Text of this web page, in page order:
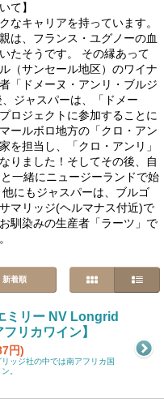
て】
なキャリアを持っています。
は、フランス・ユグノーの血
たそうです。 その縁あって
（サンセール地区）のワイナ
「ドメーヌ・アンリ・ブルジ
ジャスパーは、「ドメー
ロジェクトに参加することに
ールボロ地方の「クロ・アン
を担当し、「クロ・アンリ」
りました！そしてその後、自
一緒にニュージーランドで始
にもジャスパーは、ブルゴ
マリッジ(ヘルマナス付近)で
馴染みの生産者「ラーツ」で
新着順
ミリー NV Longrid
リカワイン】
円)
ッジ社の中では南アフリカ国
。